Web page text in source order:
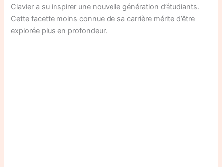
Clavier a su inspirer une nouvelle génération d’étudiants.
Cette facette moins connue de sa carrière mérite d’être
explorée plus en profondeur.